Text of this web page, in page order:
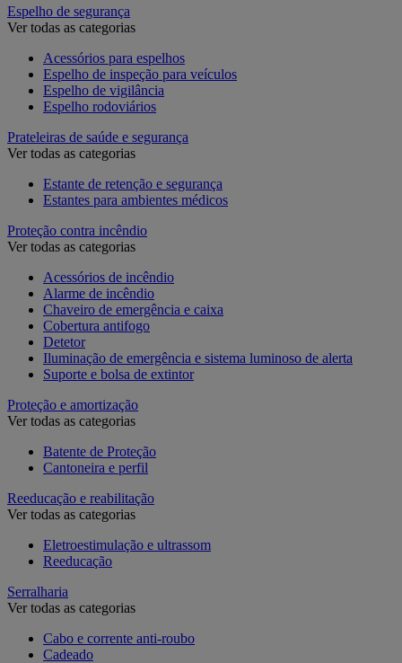
Espelho de segurança
Ver todas as categorias
Acessórios para espelhos
Espelho de inspeção para veículos
Espelho de vigilância
Espelho rodoviários
Prateleiras de saúde e segurança
Ver todas as categorias
Estante de retenção e segurança
Estantes para ambientes médicos
Proteção contra incêndio
Ver todas as categorias
Acessórios de incêndio
Alarme de incêndio
Chaveiro de emergência e caixa
Cobertura antifogo
Detetor
Iluminação de emergência e sistema luminoso de alerta
Suporte e bolsa de extintor
Proteção e amortização
Ver todas as categorias
Batente de Proteção
Cantoneira e perfil
Reeducação e reabilitação
Ver todas as categorias
Eletroestimulação e ultrassom
Reeducação
Serralharia
Ver todas as categorias
Cabo e corrente anti-roubo
Cadeado